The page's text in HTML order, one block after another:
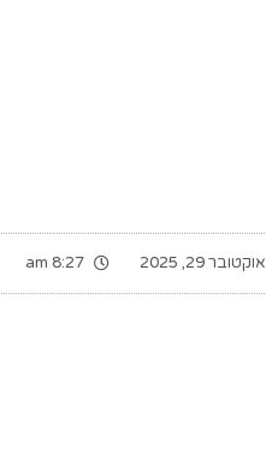
אוקטובר 29, 2025 8:27 am